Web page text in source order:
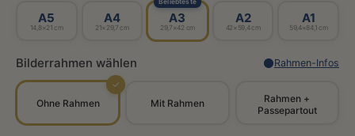
A5
14,8×21 cm
A4
21×29,7 cm
Beliebteste
A3
29,7×42 cm
A2
42×59,4 cm
A1
59,4×84,1 cm
Bilderrahmen wählen Rahmen-Infos
Ohne Rahmen
✓
Mit Rahmen
Rahmen +
Passepartout